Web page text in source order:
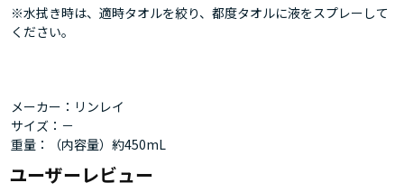
※水拭き時は、適時タオルを絞り、都度タオルに液をスプレーして
ください。
メーカー：リンレイ
サイズ：－
重量：（内容量）約450mL
ユーザーレビュー